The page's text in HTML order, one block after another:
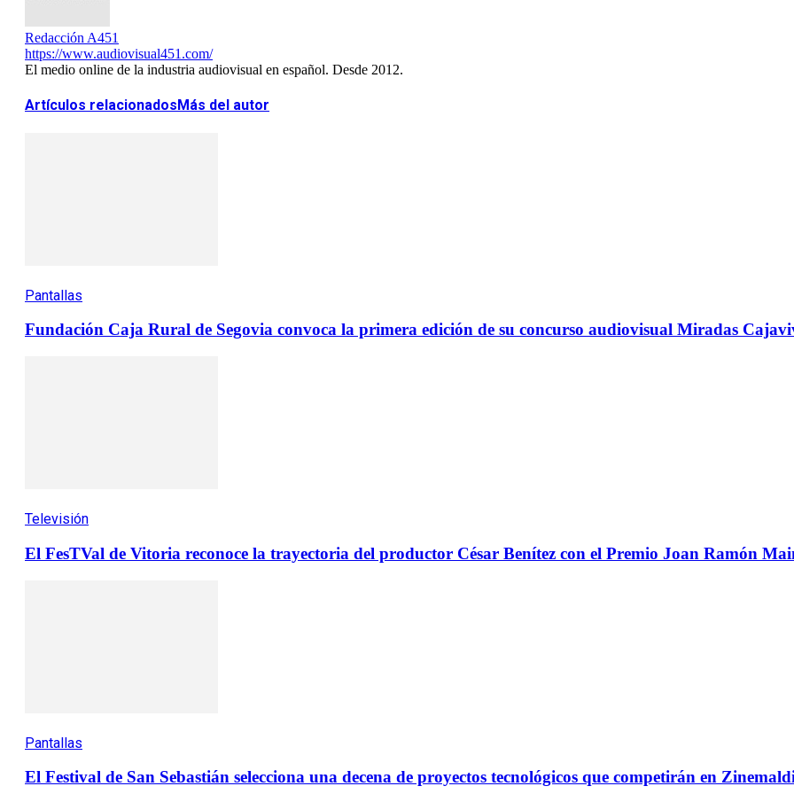
Redacción A451
https://www.audiovisual451.com/
El medio online de la industria audiovisual en español. Desde 2012.
Artículos relacionados Más del autor
Pantallas
Fundación Caja Rural de Segovia convoca la primera edición de su concurso audiovisual Miradas
Televisión
El FesTVal de Vitoria reconoce la trayectoria del productor César Benítez con el Premio Joan Ramón
Pantallas
El Festival de San Sebastián selecciona una decena de proyectos tecnológicos que competirán en